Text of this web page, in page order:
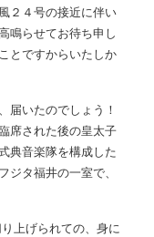
２４号の接近に伴い
鳴らせてお待ち申し
とですからいたしか
届いたのでしょう！
席された後の皇太子
典音楽隊を構成した
ジタ福井の一室で、
上げられての、身に